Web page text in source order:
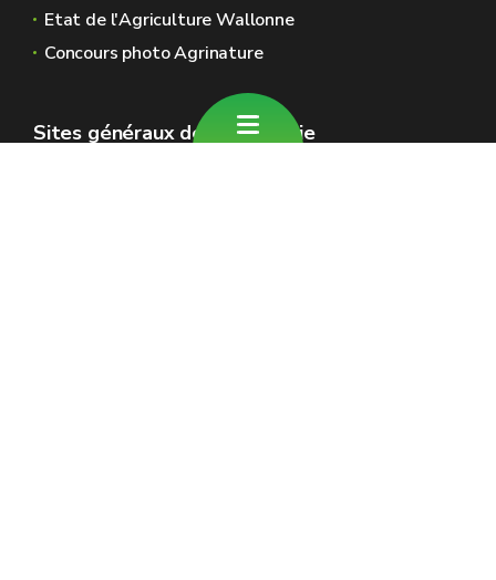
Etat de l'Agriculture Wallonne
Concours photo Agrinature
Sites généraux de la Wallonie